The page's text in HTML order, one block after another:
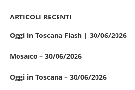
ARTICOLI RECENTI
Oggi in Toscana Flash | 30/06/2026
Mosaico – 30/06/2026
Oggi in Toscana – 30/06/2026